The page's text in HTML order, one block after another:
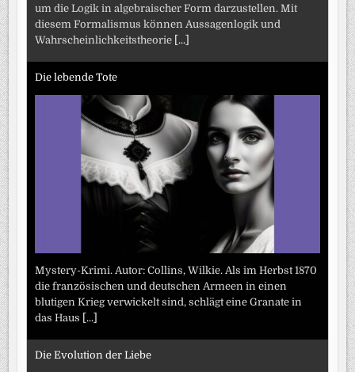
um die Logik in algebraischer Form darzustellen. Mit
diesem Formalismus können Aussagenlogik und
Wahrscheinlichkeitstheorie [...]
Die lebende Tote
Mystery-Krimi. Autor: Collins, Wilkie. Als im Herbst 1870
die französischen und deutschen Armeen in einen
blutigen Krieg verwickelt sind, schlägt eine Granate in
das Haus [...]
Die Evolution der Liebe